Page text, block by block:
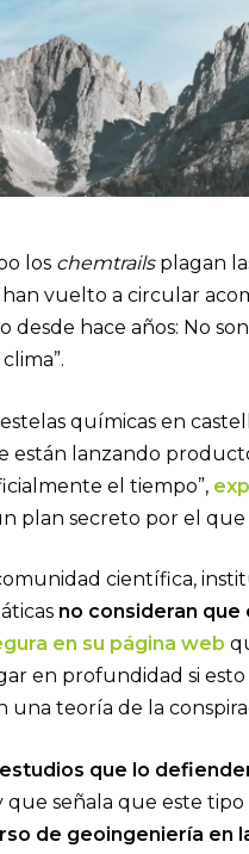
los chemtrails plagan
vuelto a circular
desde hace años: No
químicas en
están lanzando
el tiempo”,
plan secreto por el
científica,
no consideran
en su página web
en profundidad si
una teoría de la
que lo
que señala que este tipo
de geoingeniería en